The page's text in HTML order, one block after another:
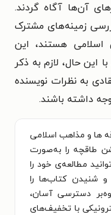
آن‌ها آگاه گردند.
زمینه‌های مشترک
اسلامی هستند، این
این حال، لازم به ذکر
به نظرات نویسنده
داشته باشند.
ها و مذاهب اسلامی
طاقچه را به‌صورت
مطالعه‌ی خود را
شنیدن کتاب‌ها را
دسترسی آسان،
با تخفیف‌های